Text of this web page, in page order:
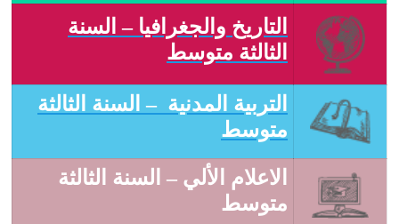
التاريخ والجغرافيا – السنة
الثالثة متوسط
التربية المدنية – السنة الثالثة
متوسط
الاعلام الألي – السنة الثالثة
متوسط